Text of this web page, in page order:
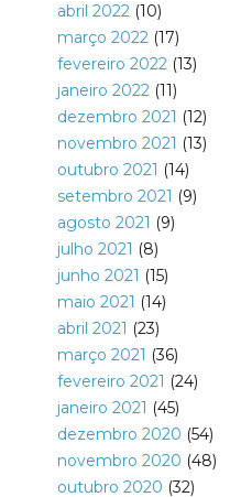
abril 2022(10)
março 2022(17)
fevereiro 2022(13)
janeiro 2022(11)
dezembro 2021 (12)
novembro 2021 (13)
outubro 2021 (14)
setembro 2021 (9)
agosto 2021 (9)
julho 2021 (8)
junho 2021 (15)
maio 2021 (14)
abril 2021 (23)
março 2021 (36)
fevereiro 2021 (24)
janeiro 2021 (45)
dezembro 2020 (54)
novembro 2020 (48)
outubro 2020 (32)